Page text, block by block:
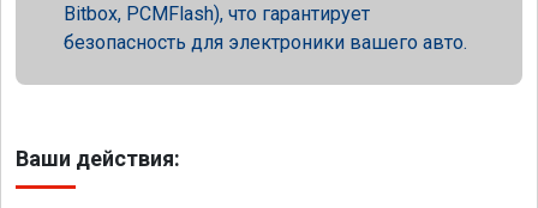
Bitbox, PCMFlash), что гарантирует
безопасность для электроники вашего авто.
Ваши действия: